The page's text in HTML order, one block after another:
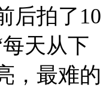
后拍了10
天从下
，最难的